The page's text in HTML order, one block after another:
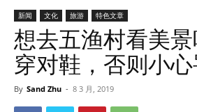
新闻 文化 旅游 特色文章
想去五渔村看美
穿对鞋，否则小
By Sand Zhu - 8 3 月, 2019